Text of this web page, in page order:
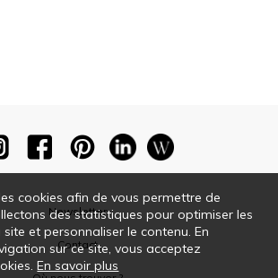
Newsletter
Contact
cookies afin de vous permettre de
des statistiques pour optimiser les
et personnaliser le contenu. En
sur ce site, vous acceptez
En savoir plus